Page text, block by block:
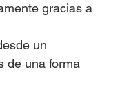
gracias a
un
de una forma